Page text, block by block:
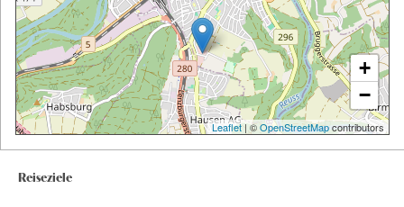
+
−
Leaflet| ©OpenStreetMapcontributors
Reiseziele